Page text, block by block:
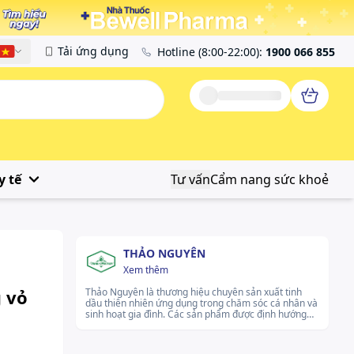
Việt Tải ứng dụng Hotline (8:00-22:00): 1900 066 855
tế Tư vấnCẩm nang sức khoẻ
vỏ
THẢO NGUYÊN
Xem thêm
Thảo Nguyên là thương hiệu chuyên sản xuất tinh
dầu thiên nhiên ứng dụng trong chăm sóc cá nhân và
sinh hoạt gia đình. Các sản phẩm được định hướng